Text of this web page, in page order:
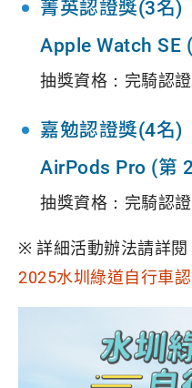
菁英認證獎(3名)
Apple Watch SE
抽獎資格：完騎認
嘉勉認證獎(4名)
AirPods Pro (第
抽獎資格：完騎認
※ 詳細活動辦法請詳閱
2025水圳綠道自行車